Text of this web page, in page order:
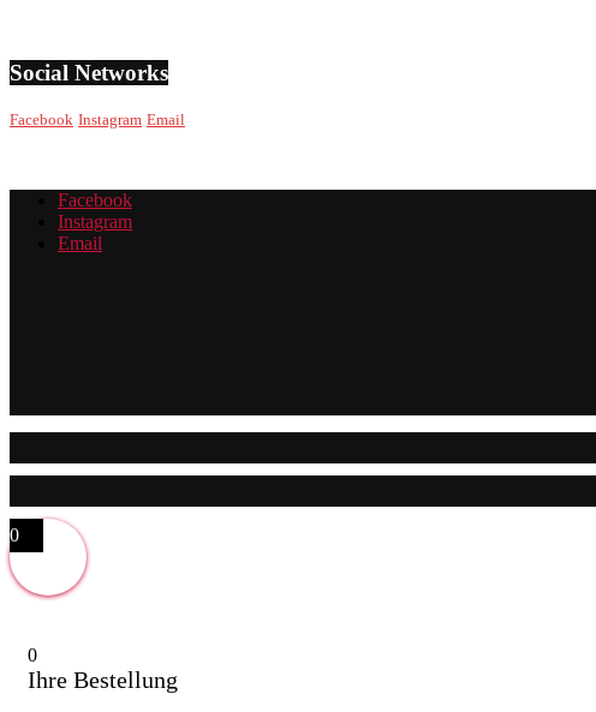
Social Networks
Facebook Instagram Email
Facebook
Instagram
Email
0
0
Ihre Bestellung